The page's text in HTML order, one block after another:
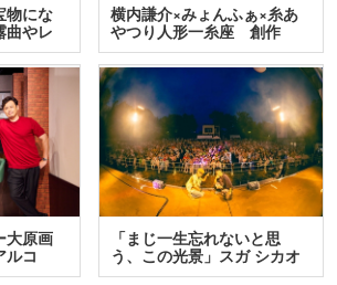
物にな
やレ
横内謙介×みょんふぁ×糸あ
やつり人形一糸座 創作
人…
大原画
ルコ
「まじ一生忘れないと思
う、この光景」スガ シカオ
と…